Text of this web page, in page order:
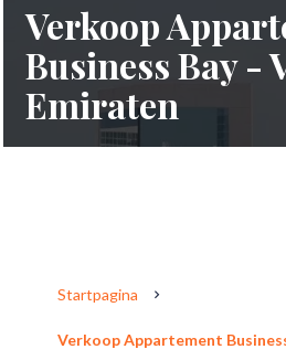
Verkoop
Business Bay -
Emiraten
Startpagina
Verkoop Appartement